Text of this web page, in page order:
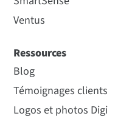
Ventus
Ressources
Blog
Témoignages clients
Logos et photos Digi